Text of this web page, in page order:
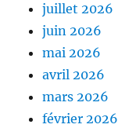
juillet 2026
juin 2026
mai 2026
avril 2026
mars 2026
février 2026